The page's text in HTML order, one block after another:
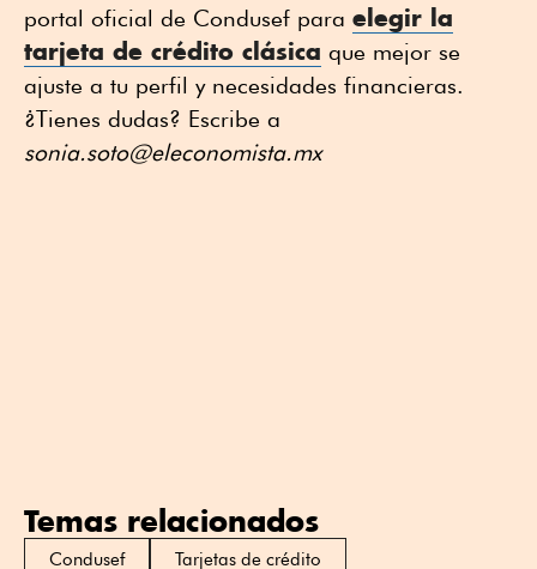
portal oficial de Condusef para elegir la
tarjeta de crédito clásica que mejor se
ajuste a tu perfil y necesidades financieras.
¿Tienes dudas? Escribe a
sonia.soto@eleconomista.mx
Temas relacionados
Condusef
Tarjetas de crédito